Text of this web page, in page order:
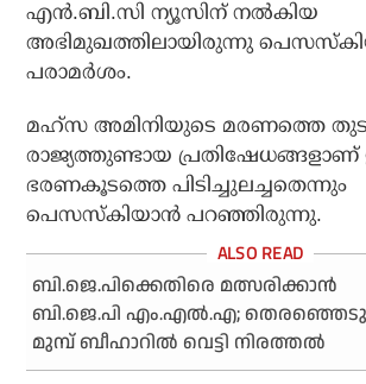
എന്‍.ബി.സി ന്യൂസിന് നല്‍കിയ
അഭിമുഖത്തിലായിരുന്നു
പരാമര്‍ശം.
മഹ്സ അമിനിയുടെ മരണത്തെ
രാജ്യത്തുണ്ടായ പ്രതിഷേധങ്ങളാണ്
ഭരണകൂടത്തെ പിടിച്ചുലച്ചതെന്നും
പെസസ്‌കിയാന്‍ പറഞ്ഞിരുന്നു.
ബി.ജെ.പിക്കെതിരെ മത്സരിക്കാന്‍
ബി.ജെ.പി എം.എല്‍.എ;
മുമ്പ് ബീഹാറില്‍ വെട്ടി നിരത്തല്‍